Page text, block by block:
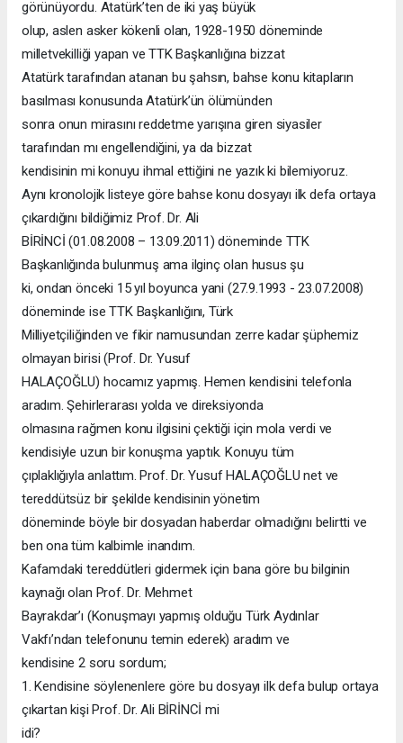
görünüyordu. Atatürk’ten de iki yaş büyük
olup, aslen asker kökenli olan, 1928-1950 döneminde
milletvekilliği yapan ve TTK Başkanlığına bizzat
Atatürk tarafından atanan bu şahsın, bahse konu kitapların
basılması konusunda Atatürk’ün ölümünden
sonra onun mirasını reddetme yarışına giren siyasiler
tarafından mı engellendiğini, ya da bizzat
kendisinin mi konuyu ihmal ettiğini ne yazık ki bilemiyoruz.
Aynı kronolojik listeye göre bahse konu dosyayı ilk defa ortaya
çıkardığını bildiğimiz Prof. Dr. Ali
BİRİNCİ (01.08.2008 – 13.09.2011) döneminde TTK
Başkanlığında bulunmuş ama ilginç olan husus şu
ki, ondan önceki 15 yıl boyunca yani (27.9.1993 - 23.07.2008)
döneminde ise TTK Başkanlığını, Türk
Milliyetçiliğinden ve fikir namusundan zerre kadar şüphemiz
olmayan birisi (Prof. Dr. Yusuf
HALAÇOĞLU) hocamız yapmış. Hemen kendisini telefonla
aradım. Şehirlerarası yolda ve direksiyonda
olmasına rağmen konu ilgisini çektiği için mola verdi ve
kendisiyle uzun bir konuşma yaptık. Konuyu tüm
çıplaklığıyla anlattım. Prof. Dr. Yusuf HALAÇOĞLU net ve
tereddütsüz bir şekilde kendisinin yönetim
döneminde böyle bir dosyadan haberdar olmadığını belirtti ve
ben ona tüm kalbimle inandım.
Kafamdaki tereddütleri gidermek için bana göre bu bilginin
kaynağı olan Prof. Dr. Mehmet
Bayrakdar’ı (Konuşmayı yapmış olduğu Türk Aydınlar
Vakfı’ndan telefonunu temin ederek) aradım ve
kendisine 2 soru sordum;
1. Kendisine söylenenlere göre bu dosyayı ilk defa bulup ortaya
çıkartan kişi Prof. Dr. Ali BİRİNCİ mi
idi?